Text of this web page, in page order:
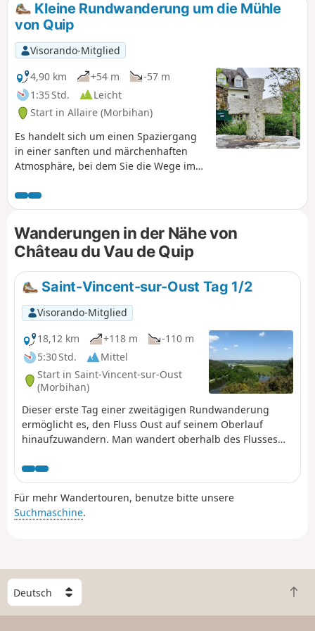
Kleine Rundwanderung um die Mühle
von Quip
Visorando-Mitglied
4,90 km
+54 m
-57 m
1:35 Std.
Leicht
Start in Allaire (Morbihan)
Es handelt sich um einen Spaziergang
in einer sanften und märchenhaften
Atmosphäre, bei dem Sie die Wege im
langgestreckten Teiches der Mühle von
Quip aus dem 18. Jahrhundert genießen
können.
Wanderungen in der Nähe von
Château du Vau de Quip
Saint-Vincent-sur-Oust Tag 1/2
Visorando-Mitglied
18,12 km
+118 m
-110 m
5:30 Std.
Mittel
Start in Saint-Vincent-sur-Oust
(Morbihan)
Dieser erste Tag einer zweitägigen Rundwanderung
ermöglicht es, den Fluss Oust auf seinem Oberlauf
hinaufzuwandern. Man wandert oberhalb des Flusses
Der letzte Abschnitt verläuft eher durch Wald und
Wiesen.
Für mehr Wandertouren, benutze bitte unsere
Suchmaschine.
W
ä
h
Z
u